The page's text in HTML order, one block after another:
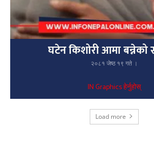
घटेन किशोरी आमा
२०८१ जेष्ठ १९ गते ।
IN Graphics हेर्नुहोस्
Load more